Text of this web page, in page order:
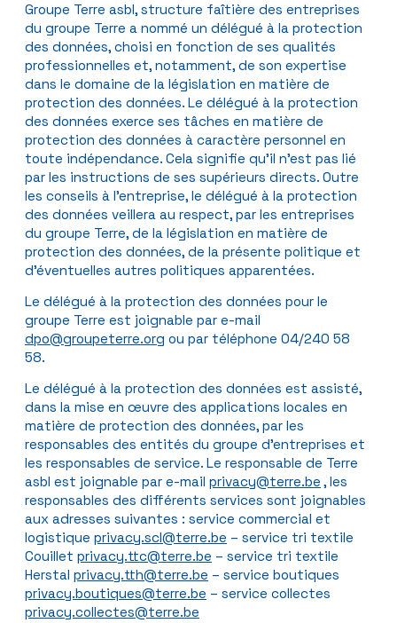
Groupe Terre asbl, structure faîtière des entreprises
du groupe Terre a nommé un délégué à la protection
des données, choisi en fonction de ses qualités
professionnelles et, notamment, de son expertise
dans le domaine de la législation en matière de
protection des données. Le délégué à la protection
des données exerce ses tâches en matière de
protection des données à caractère personnel en
toute indépendance. Cela signifie qu’il n’est pas lié
par les instructions de ses supérieurs directs. Outre
les conseils à l’entreprise, le délégué à la protection
des données veillera au respect, par les entreprises
du groupe Terre, de la législation en matière de
protection des données, de la présente politique et
d’éventuelles autres politiques apparentées.
Le délégué à la protection des données pour le
groupe Terre est joignable par e-mail
dpo@groupeterre.org ou par téléphone 04/240 58
58.
Le délégué à la protection des données est assisté,
dans la mise en œuvre des applications locales en
matière de protection des données, par les
responsables des entités du groupe d’entreprises et
les responsables de service. Le responsable de Terre
asbl est joignable par e-mail privacy@terre.be , les
responsables des différents services sont joignables
aux adresses suivantes : service commercial et
logistique privacy.scl@terre.be – service tri textile
Couillet privacy.ttc@terre.be – service tri textile
Herstal privacy.tth@terre.be – service boutiques
privacy.boutiques@terre.be – service collectes
privacy.collectes@terre.be